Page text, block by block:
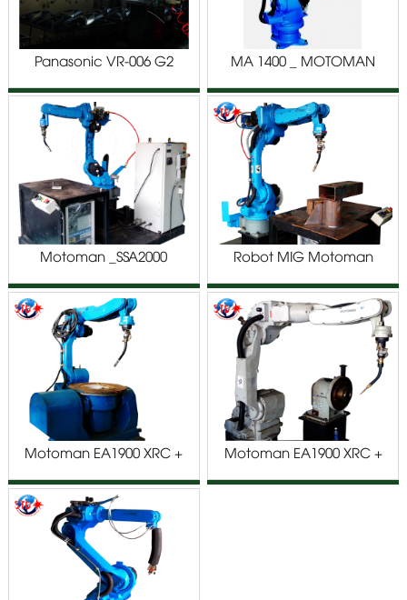
Panasonic VR-006 G2
MA 1400 _ MOTOMAN
Motoman _SSA2000
Robot MIG Motoman
Motoman EA1900 XRC +
Motoman EA1900 XRC +